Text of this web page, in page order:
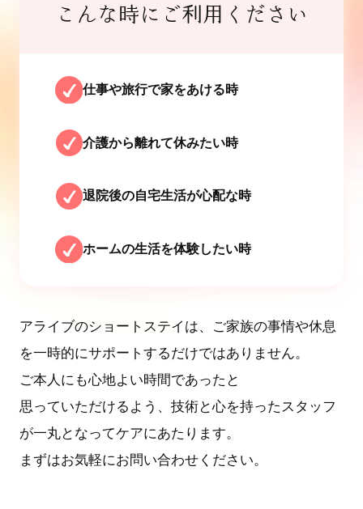
こんな時にご利用ください
仕事や旅行で家をあける時
介護から離れて休みたい時
退院後の自宅生活が心配な時
ホームの生活を体験したい時
アライブのショートステイは、ご家族の事情や休息
を一時的にサポートするだけではありません。
ご本人にも心地よい時間であったと
思っていただけるよう、技術と心を持ったスタッフ
が一丸となってケアにあたります。
まずはお気軽にお問い合わせください。